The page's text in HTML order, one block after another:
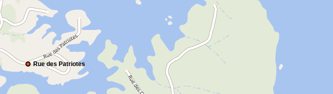
Rue des Patriotes